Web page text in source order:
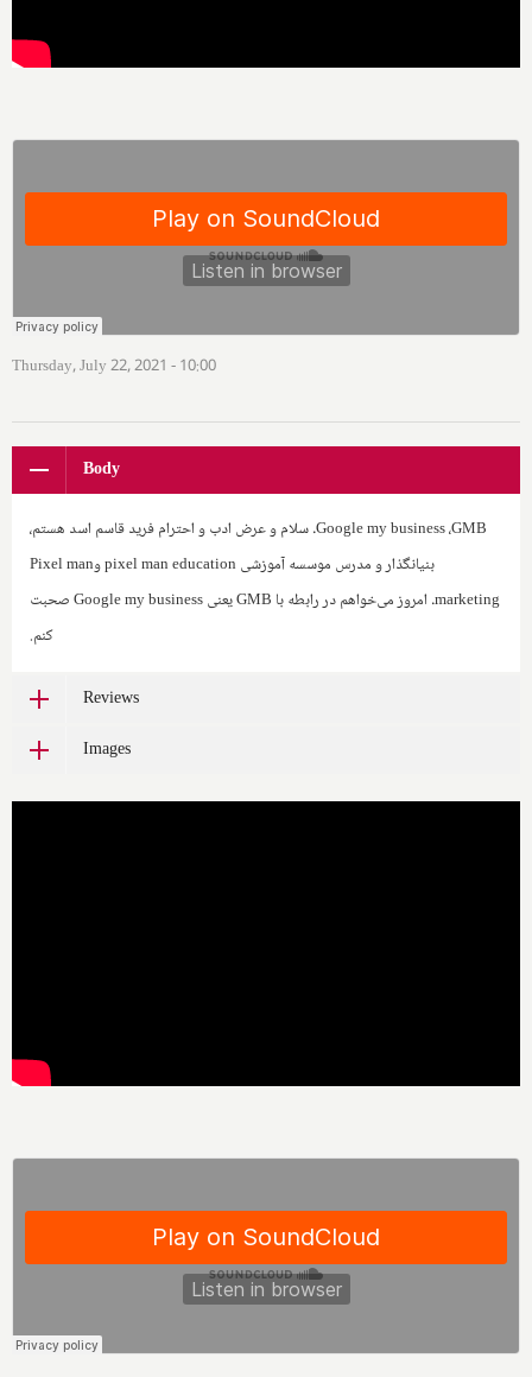
Thursday, July 22, 2021 - 10:00
Body
GMB،Google my business. سلام و عرض ادب و احترام فرید قاسم اسد هستم،
بنیانگذار و مدرس موسسه آموزشی pixel man educationو‌Pixel man
marketing. امروز می‌خواهم در رابطه با GMBیعنیGoogle my businessصحبت
کنم.
Reviews
Images